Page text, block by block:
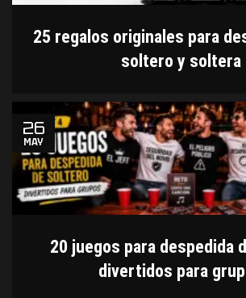
25 regalos originales para
soltero y soltera
26
MAY
20 juegos para despedida
divertidos para